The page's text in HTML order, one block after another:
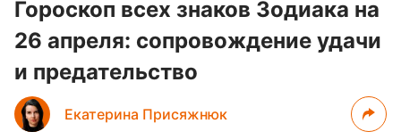
Гороскоп всех знаков Зодиака на
26 апреля: сопровождение удачи
и предательство
Екатерина Присяжнюк